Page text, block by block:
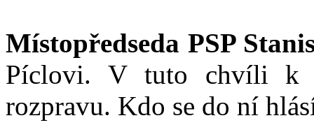
Místopředseda PSP
Píclovi. V tuto chvíli k
rozpravu. Kdo se do ní